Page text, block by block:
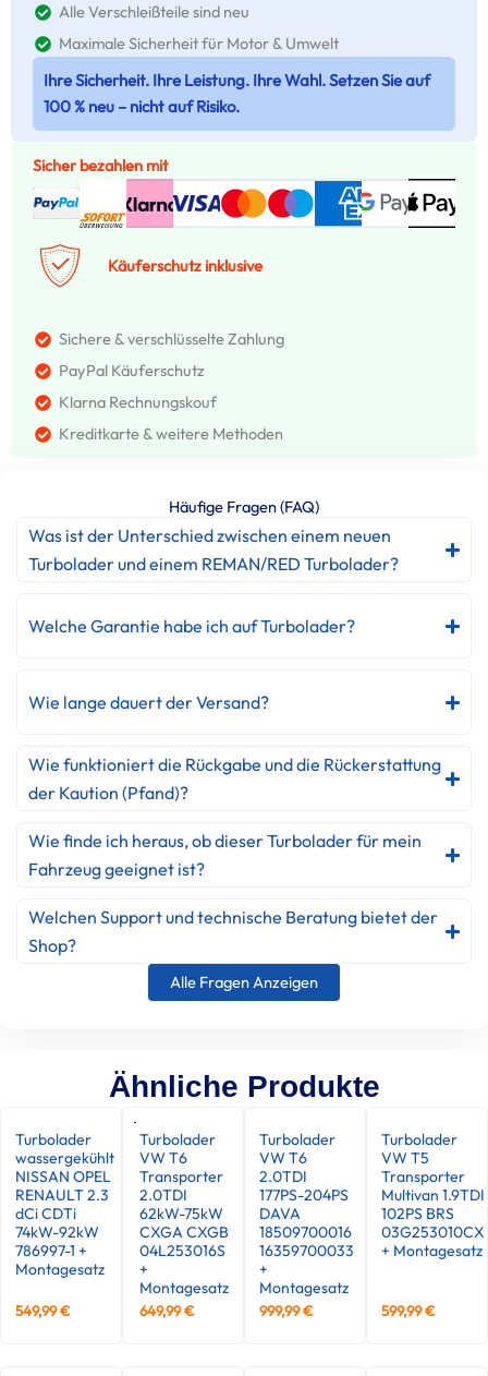
Alle Verschleißteile sind neu
Maximale Sicherheit für Motor & Umwelt
Ihre Sicherheit. Ihre Leistung. Ihre Wahl. Setzen Sie auf
100 % neu – nicht auf Risiko.
Sicher bezahlen mit
Käuferschutz inklusive
Sichere & verschlüsselte Zahlung
PayPal Käuferschutz
Klarna Rechnungskouf
Kreditkarte & weitere Methoden
Häufige Fragen (FAQ)
Was ist der Unterschied zwischen einem neuen
Turbolader und einem REMAN/RED Turbolader?
Welche Garantie habe ich auf Turbolader?
Wie lange dauert der Versand?
Wie funktioniert die Rückgabe und die Rückerstattung
der Kaution (Pfand)?
Wie finde ich heraus, ob dieser Turbolader für mein
Fahrzeug geeignet ist?
Welchen Support und technische Beratung bietet der
Shop?
Alle Fragen Anzeigen
Ähnliche Produkte
Turbolader
wassergekühlt
NISSAN OPEL
RENAULT 2.3
dCi CDTi
74kW-92kW
786997-1 +
Montagesatz
549,99€
Turbolader
VW T6
Transporter
2.0TDI
62kW-75kW
CXGA CXGB
04L253016S
+
Montagesatz
649,99€
Turbolader
VW T6
2.0TDI
177PS-204PS
DAVA
18509700016
16359700033
+
Montagesatz
999,99€
Turbolader
VW T5
Transporter
Multivan 1.9TDI
102PS BRS
03G253010CX
+ Montagesatz
599,99€